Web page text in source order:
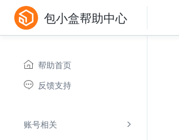
包小盒帮助中心
帮助首页
反馈支持
账号相关 